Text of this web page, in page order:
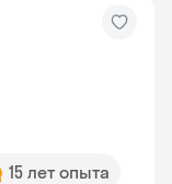
15 лет опыта